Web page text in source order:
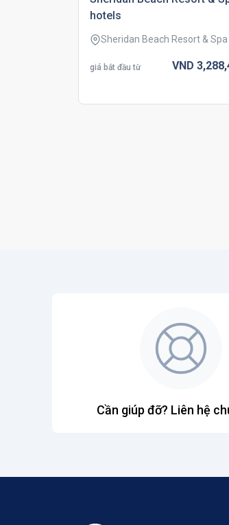
hotels
Sheridan Beach Resort & Spa
giá bắt đầu từ VND 3,288,
Cần giúp đỡ? Liên hệ